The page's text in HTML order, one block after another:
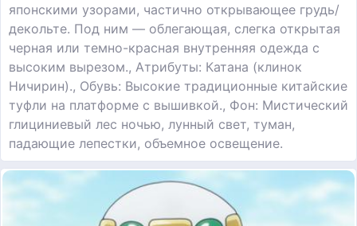
японскими узорами, частично открывающее грудь/
декольте. Под ним — облегающая, слегка открытая
черная или темно-красная внутренняя одежда с
высоким вырезом., Атрибуты: Катана (клинок
Ничирин)., Обувь: Высокие традиционные китайские
туфли на платформе с вышивкой., Фон: Мистический
глициниевый лес ночью, лунный свет, туман,
падающие лепестки, объемное освещение.